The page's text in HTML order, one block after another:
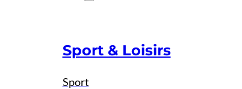
Sport & Loisirs
Sport